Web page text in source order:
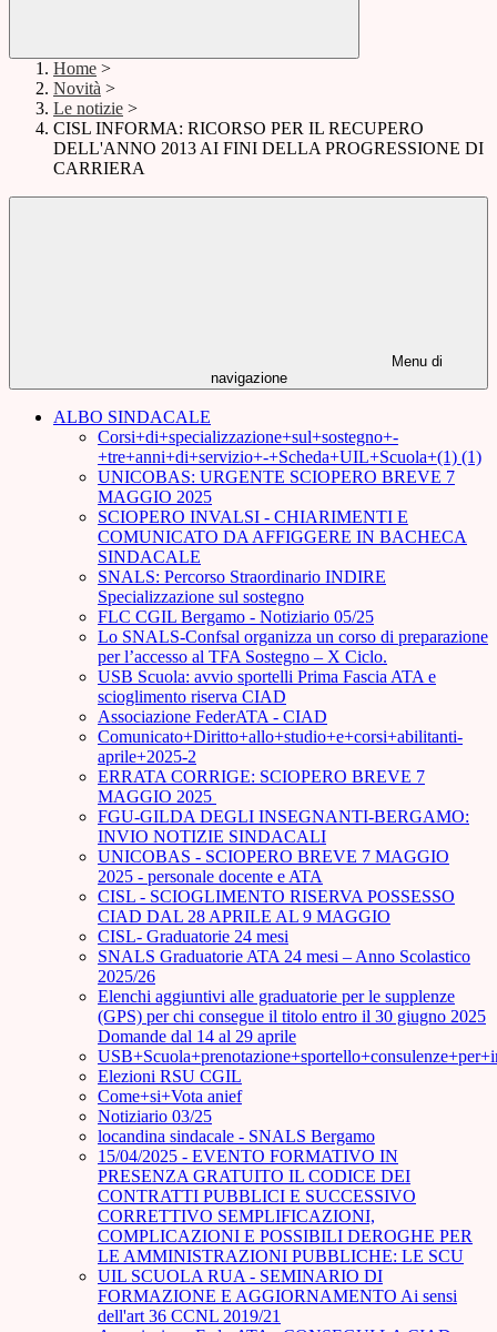
Home >
Novità >
Le notizie >
CISL INFORMA: RICORSO PER IL RECUPERO
DELL'ANNO 2013 AI FINI DELLA PROGRESSIONE DI
CARRIERA
Menu di
navigazione
ALBO SINDACALE
Corsi+di+specializzazione+sul+sostegno+-
+tre+anni+di+servizio+-+Scheda+UIL+Scuola+(1) (1)
UNICOBAS: URGENTE SCIOPERO BREVE 7
MAGGIO 2025
SCIOPERO INVALSI - CHIARIMENTI E
COMUNICATO DA AFFIGGERE IN BACHECA
SINDACALE
SNALS: Percorso Straordinario INDIRE
Specializzazione sul sostegno
FLC CGIL Bergamo - Notiziario 05/25
Lo SNALS-Confsal organizza un corso di preparazione
per l’accesso al TFA Sostegno – X Ciclo.
USB Scuola: avvio sportelli Prima Fascia ATA e
scioglimento riserva CIAD
Associazione FederATA - CIAD
Comunicato+Diritto+allo+studio+e+corsi+abilitanti-
aprile+2025-2
ERRATA CORRIGE: SCIOPERO BREVE 7
MAGGIO 2025
FGU-GILDA DEGLI INSEGNANTI-BERGAMO:
INVIO NOTIZIE SINDACALI
UNICOBAS - SCIOPERO BREVE 7 MAGGIO
2025 - personale docente e ATA
CISL - SCIOGLIMENTO RISERVA POSSESSO
CIAD DAL 28 APRILE AL 9 MAGGIO
CISL- Graduatorie 24 mesi
SNALS Graduatorie ATA 24 mesi – Anno Scolastico
2025/26
Elenchi aggiuntivi alle graduatorie per le supplenze
(GPS) per chi consegue il titolo entro il 30 giugno 2025
Domande dal 14 al 29 aprile
Elezioni RSU CGIL
Come+si+Vota anief
Notiziario 03/25
locandina sindacale - SNALS Bergamo
15/04/2025 - EVENTO FORMATIVO IN
PRESENZA GRATUITO IL CODICE DEI
CONTRATTI PUBBLICI E SUCCESSIVO
CORRETTIVO SEMPLIFICAZIONI,
COMPLICAZIONI E POSSIBILI DEROGHE PER
LE AMMINISTRAZIONI PUBBLICHE: LE SCU
UIL SCUOLA RUA - SEMINARIO DI
FORMAZIONE E AGGIORNAMENTO Ai sensi
dell'art 36 CCNL 2019/21